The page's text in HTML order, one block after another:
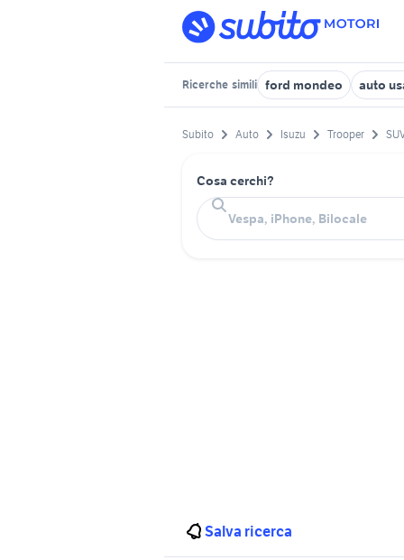
Ricerche simili ford mondeo auto
Subito Auto Isuzu Trooper
Cosa cerchi?
Salva ricerca